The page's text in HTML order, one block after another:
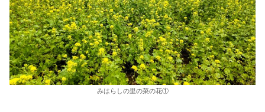
みはらしの里の菜の花①